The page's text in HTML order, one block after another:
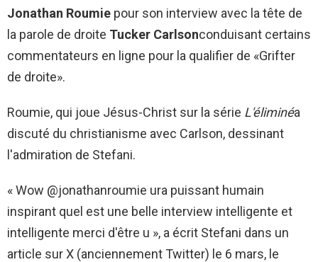
Jonathan Roumie pour son interview avec la tête de
la parole de droite Tucker Carlsonconduisant certains
commentateurs en ligne pour la qualifier de «Grifter
de droite».
Roumie, qui joue Jésus-Christ sur la série L'éliminéa
discuté du christianisme avec Carlson, dessinant
l'admiration de Stefani.
« Wow @jonathanroumie ura puissant humain
inspirant quel est une belle interview intelligente et
intelligente merci d'être u », a écrit Stefani dans un
article sur X (anciennement Twitter) le 6 mars, le